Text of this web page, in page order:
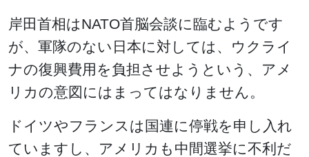
岸田首相はNATO首脳会談に臨むようです
が、軍隊のない日本に対しては、ウクライ
ナの復興費用を負担させようという、アメ
リカの意図にはまってはなりません。
ドイツやフランスは国連に停戦を申し入れ
ていますし、アメリカも中間選挙に不利だ